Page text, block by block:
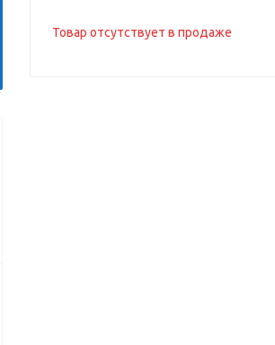
Товар отсутствует в продаже